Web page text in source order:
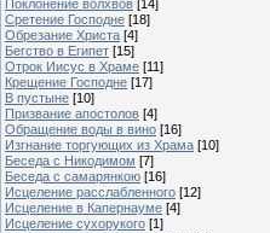
Поклонение волхвов [14]
Сретение Господне [18]
Обрезание Христа [4]
Бегство в Египет [15]
Отрок Иисус в Храме [11]
Крещение Господне [17]
В пустыне [10]
Призвание апостолов [4]
Обращение воды в вино [16]
Изгнание торгующих из Храма [10]
Беседа с Никодимом [7]
Беседа с самарянкою [16]
Исцеление расслабленного [12]
Исцеление в Капернауме [4]
Исцеление сухорукого [1]